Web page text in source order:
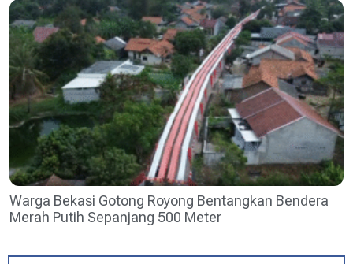
Warga Bekasi Gotong Royong Bentangkan Bendera
Merah Putih Sepanjang 500 Meter